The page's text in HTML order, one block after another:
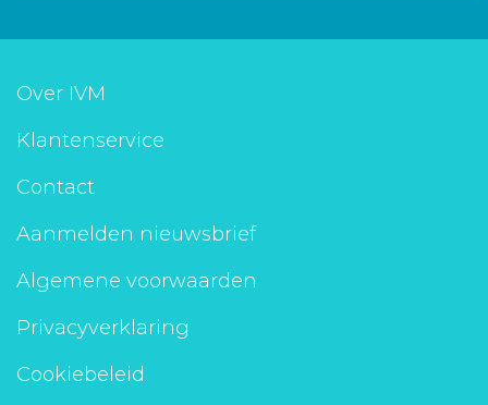
Over IVM
Klantenservice
Contact
Aanmelden nieuwsbrief
Algemene voorwaarden
Privacyverklaring
Cookiebeleid